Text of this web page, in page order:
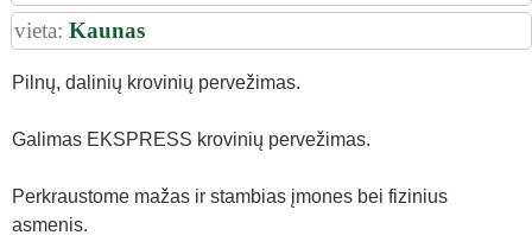
vieta: Kaunas
Pilnų, dalinių krovinių pervežimas.
Galimas EKSPRESS krovinių pervežimas.
Perkraustome mažas ir stambias įmones bei fizinius
asmenis.